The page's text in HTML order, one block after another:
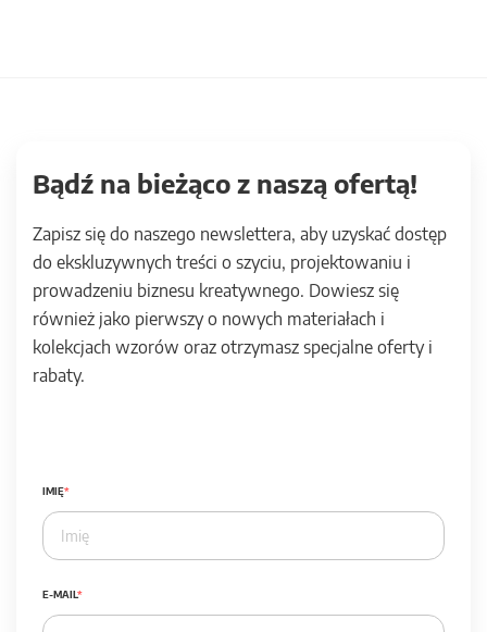
Bądź na bieżąco z naszą ofertą!
Zapisz się do naszego newslettera, aby uzyskać dostęp
do ekskluzywnych treści o szyciu, projektowaniu i
prowadzeniu biznesu kreatywnego. Dowiesz się
również jako pierwszy o nowych materiałach i
kolekcjach wzorów oraz otrzymasz specjalne oferty i
rabaty.
IMIĘ
E-MAIL